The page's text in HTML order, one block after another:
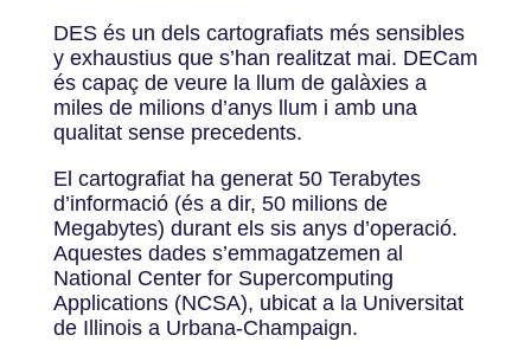
DES és un dels cartografiats més sensibles
y exhaustius que s’han realitzat mai. DECam
és capaç de veure la llum de galàxies a
miles de milions d’anys llum i amb una
qualitat sense precedents.
El cartografiat ha generat 50 Terabytes
d’informació (és a dir, 50 milions de
Megabytes) durant els sis anys d’operació.
Aquestes dades s’emmagatzemen al
National Center for Supercomputing
Applications (NCSA), ubicat a la Universitat
de Illinois a Urbana-Champaign.